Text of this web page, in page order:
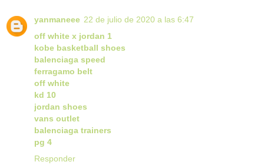
yanmaneee 22 de julio de 2020 a las 6:47
off white x jordan 1
kobe basketball shoes
balenciaga speed
ferragamo belt
off white
kd 10
jordan shoes
vans outlet
balenciaga trainers
pg 4
Responder